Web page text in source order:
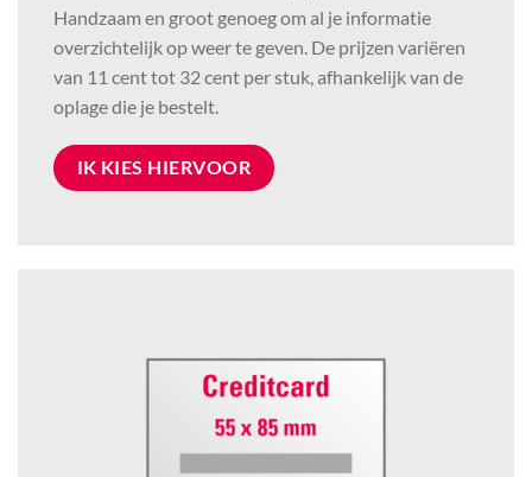
Handzaam en groot genoeg om al je informatie
overzichtelijk op weer te geven. De prijzen variëren
van 11 cent tot 32 cent per stuk, afhankelijk van de
oplage die je bestelt.
IK KIES HIERVOOR